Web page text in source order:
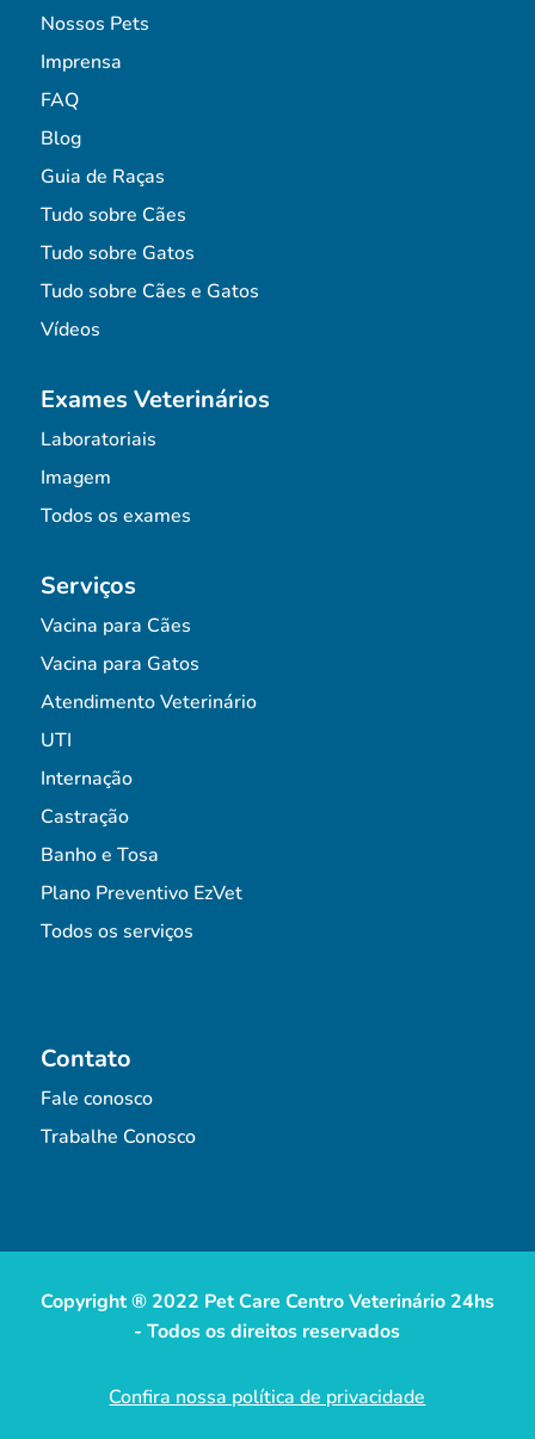
Nossos Pets
Imprensa
FAQ
Blog
Guia de Raças
Tudo sobre Cães
Tudo sobre Gatos
Tudo sobre Cães e Gatos
Vídeos
Exames Veterinários
Laboratoriais
Imagem
Todos os exames
Serviços
Vacina para Cães
Vacina para Gatos
Atendimento Veterinário
UTI
Internação
Castração
Banho e Tosa
Plano Preventivo EzVet
Todos os serviços
Contato
Fale conosco
Trabalhe Conosco
Copyright ® 2022 Pet Care Centro Veterinário 24hs
- Todos os direitos reservados
Confira nossa política de privacidade